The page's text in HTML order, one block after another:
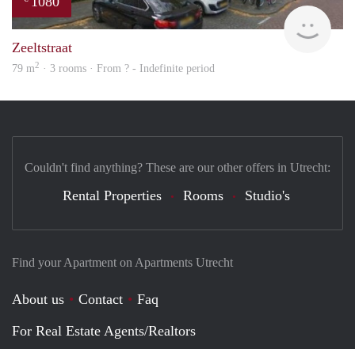
Zeeltstraat
79 m2 · 3 rooms · From ? - Indefinite period
Find your Apartment on Apartments Utrecht
About us Contact
Faq
For Real Estate Agents/Realtors
Couldn't find anything? These are our other offers in Utrecht:
Rental Properties Rooms Studio's